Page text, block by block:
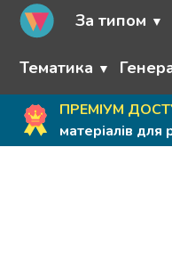
За типом
Тематика
ПРЕМІУМ
матеріалів для